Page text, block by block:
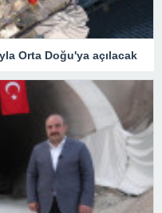
Orta Doğu'ya açılacak